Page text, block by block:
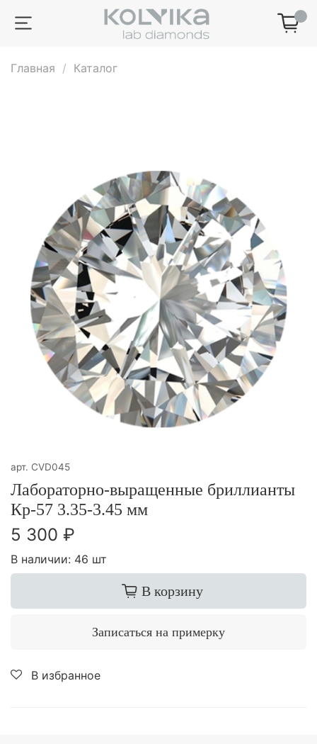
Главная Каталог
арт. CVD045
Лабораторно-выращенные бриллианты
Кр-57 3.35-3.45 мм
5 300 ₽
В наличии: 46 шт
В корзину
Записаться на примерку
В избранное